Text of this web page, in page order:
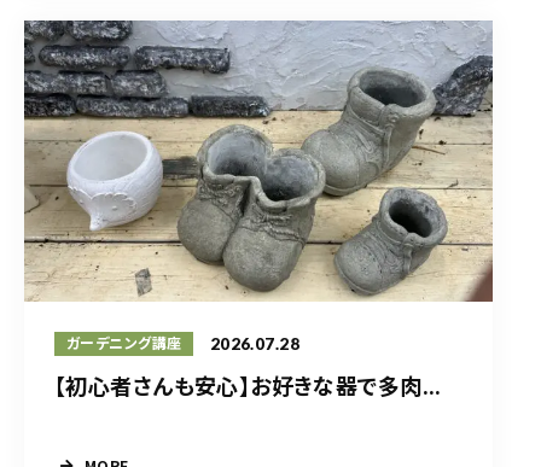
ガーデニング講座 2026.07.28
【初心者さんも安心】お好きな器で多肉...